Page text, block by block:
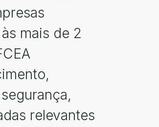
mais de 2
relevantes